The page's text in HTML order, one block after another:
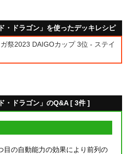
・ドラゴン」を使ったデッキレシピ
祭2023 DAIGOカップ 3位 - ステイ
・ドラゴン」のQ&A [ 3件 ]
目の自動能力の効果により前列の